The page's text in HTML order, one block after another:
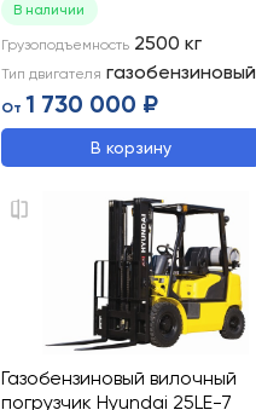
В наличии
Грузоподъемность 2500 кг
Тип двигателя газобензиновый
От 1 730 000 ₽
В корзину
Газобензиновый вилочный
погрузчик Hyundai 25LE-7